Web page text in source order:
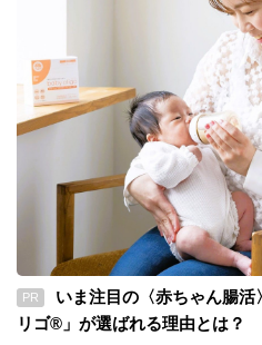
PR
いま注目の〈赤ちゃん腸
リゴ®」が選ばれる理由とは？